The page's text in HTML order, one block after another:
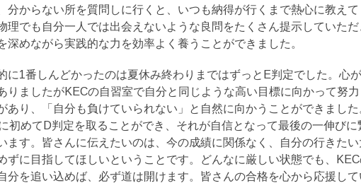
分からない所を質問しに行くと、いつも納得が行くまで熱心に教え
理でも自分一人では出会えないような良問をたくさん提示していた
深めながら実践的な力を効率よく養うことができました。
に1番しんどかったのは夏休み終わりまではずっとE判定でした。心
りましたがKECの自習室で自分と同じような高い目標に向かって努
あり、「自分も負けていられない」と自然に向かうことができまし
初めてD判定を取ることができ、それが自信となって最後の一伸びに
ます。皆さんに伝えたいのは、今の成績に関係なく、自分の行きた
ずに目指してほしいということです。どんなに厳しい状態でも、
分を追い込めば、必ず道は開けます。皆さんの合格を心から応援し